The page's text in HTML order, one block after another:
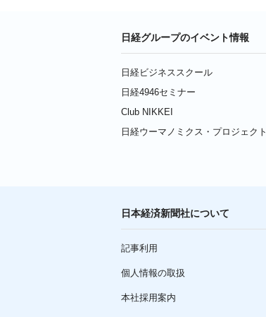
日経グループのイベント情報
日経ビジネススクール
日経4946セミナー
Club NIKKEI
日経ウーマノミクス・プロジェクト
日本経済新聞社について
記事利用
個人情報の取扱
本社採用案内